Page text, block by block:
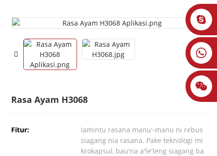
Rasa Ayam H3068
Fitur:
Iamintu rasana manu'-manu ni rebus
siagang nia rasana. Pake teknologi mi
krokapsul, bau'na a'le'leng siagang ba